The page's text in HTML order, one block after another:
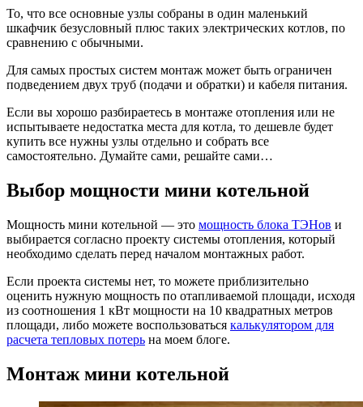
То, что все основные узлы собраны в один маленький
шкафчик безусловный плюс таких электрических котлов, по
сравнению с обычными.
Для самых простых систем монтаж может быть ограничен
подведением двух труб (подачи и обратки) и кабеля питания.
Если вы хорошо разбираетесь в монтаже отопления или не
испытываете недостатка места для котла, то дешевле будет
купить все нужны узлы отдельно и собрать все
самостоятельно. Думайте сами, решайте сами…
Выбор мощности мини котельной
Мощность мини котельной — это мощность блока ТЭНов и
выбирается согласно проекту системы отопления, который
необходимо сделать перед началом монтажных работ.
Если проекта системы нет, то можете приблизительно
оценить нужную мощность по отапливаемой площади, исходя
из соотношения 1 кВт мощности на 10 квадратных метров
площади, либо можете воспользоваться калькулятором для
расчета тепловых потерь на моем блоге.
Монтаж мини котельной